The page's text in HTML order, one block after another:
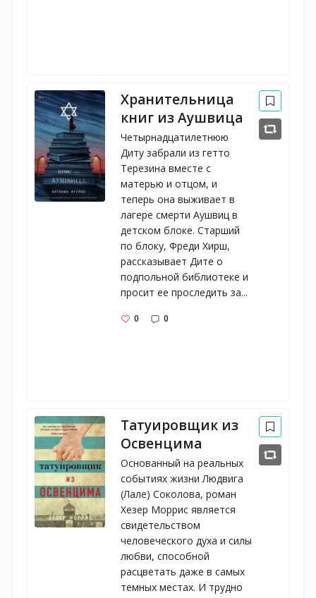
Хранительница
книг из Аушвица
Четырнадцатилетнюю
Диту забрали из гетто
Терезина вместе с
матерью и отцом, и
теперь она выживает в
лагере смерти Аушвиц в
детском блоке. Старший
по блоку, Фреди Хирш,
рассказывает Дите о
подпольной библиотеке и
просит ее проследить за...
0 0
Татуировщик из
Освенцима
Основанный на реальных
событиях жизни Людвига
(Лале) Соколова, роман
Хезер Моррис является
свидетельством
человеческого духа и силы
любви, способной
расцветать даже в самых
темных местах. И трудно